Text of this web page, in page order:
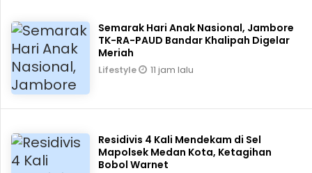
Semarak Hari Anak Nasional, Jambore
TK-RA-PAUD Bandar Khalipah Digelar
Meriah
Lifestyle 11 jam lalu
Residivis 4 Kali Mendekam di Sel
Mapolsek Medan Kota, Ketagihan
Bobol Warnet